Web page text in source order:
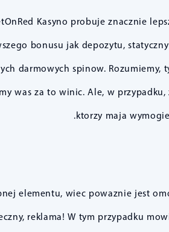
Kasyno probuje znacznie
bonusu jak depozytu,
darmowych spinow.
was za to winic. Ale, w
ktorzy maja
elementu, wiec powaznie jest
reklama! W tym przypadku